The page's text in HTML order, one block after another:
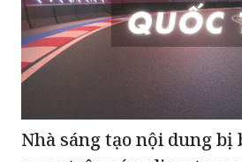
Nhà sáng tạo nội dung bị
ngay trên sóng